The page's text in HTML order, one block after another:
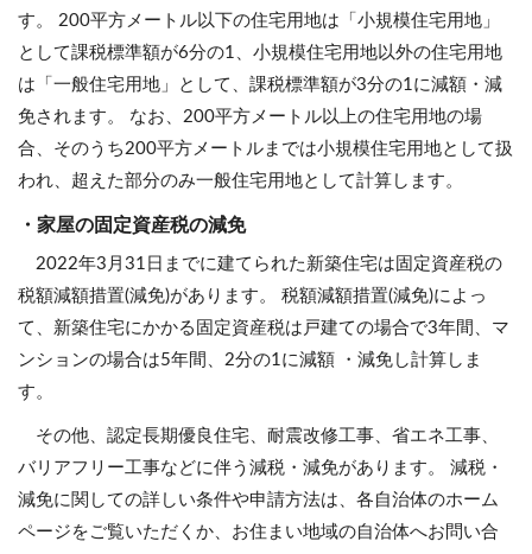
す。 200平方メートル以下の住宅用地は「小規模住宅用地」
として課税標準額が6分の1、小規模住宅用地以外の住宅用地
は「一般住宅用地」として、課税標準額が3分の1に減額・減
免されます。 なお、200平方メートル以上の住宅用地の場
合、そのうち200平方メートルまでは小規模住宅用地として扱
われ、超えた部分のみ一般住宅用地として計算します。
・家屋の固定資産税の減免
2022年3月31日までに建てられた新築住宅は固定資産税の
税額減額措置(減免)があります。 税額減額措置(減免)によっ
て、新築住宅にかかる固定資産税は戸建ての場合で3年間、マ
ンションの場合は5年間、2分の1に減額 ・減免し計算しま
す。
その他、認定長期優良住宅、耐震改修工事、省エネ工事、
バリアフリー工事などに伴う減税・減免があります。 減税・
減免に関しての詳しい条件や申請方法は、各自治体のホーム
ページをご覧いただくか、お住まい地域の自治体へお問い合